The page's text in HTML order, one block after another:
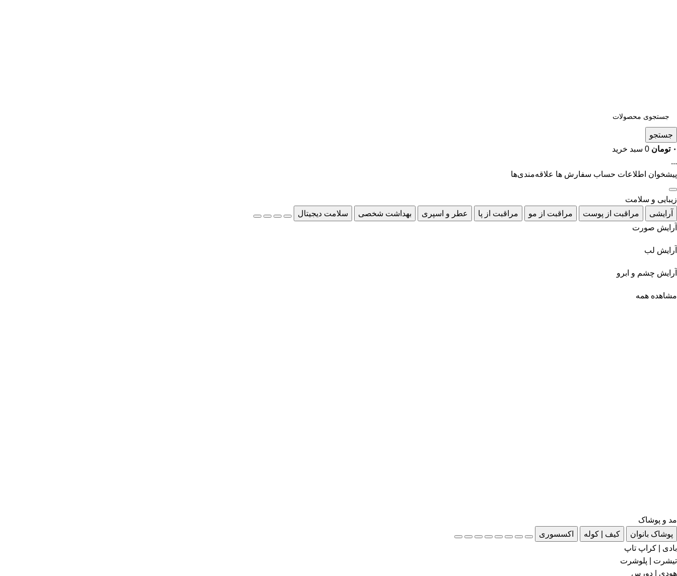
جستجو
۰ تومان 0 سبد خرید
...
پیشخوان اطلاعات حساب سفارش ها علاقه‌مندی‌ها
زیبایی و سلامت
آرایشی
مراقبت از پوست مراقبت از مو مراقبت از پا عطر و اسپری بهداشت شخصی
سلامت دیجیتال
آرایش صورت
آرایش لب
آرایش چشم و ابرو
مشاهده همه
مد و پوشاک
پوشاک بانوان
کیف | کوله
اکسسوری
بادی | کراپ تاپ
تیشرت | پلوشرت
هودی | دورس